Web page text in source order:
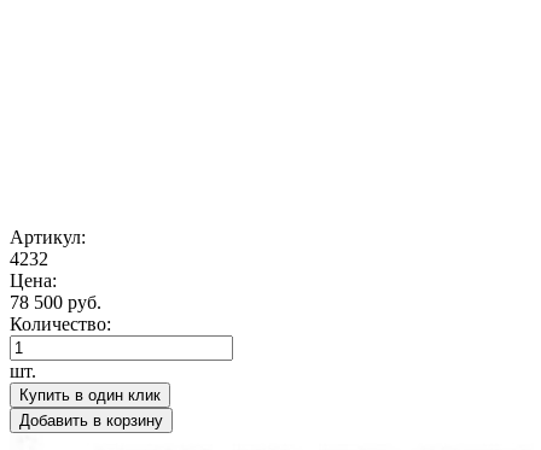
Артикул:
4232
Цена:
78 500 руб.
Количество:
шт.
Купить в один клик
Добавить в корзину